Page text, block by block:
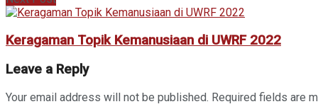
Keragaman Topik Kemanusiaan di UWRF 2022
Leave a Reply
Your email address will not be published. Required fields are